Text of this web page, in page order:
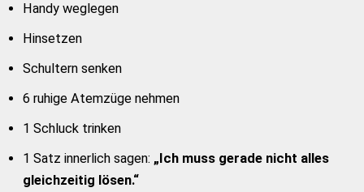
Handy weglegen
Hinsetzen
Schultern senken
6 ruhige Atemzüge nehmen
1 Schluck trinken
1 Satz innerlich sagen: „Ich muss gerade nicht alles
gleichzeitig lösen.“